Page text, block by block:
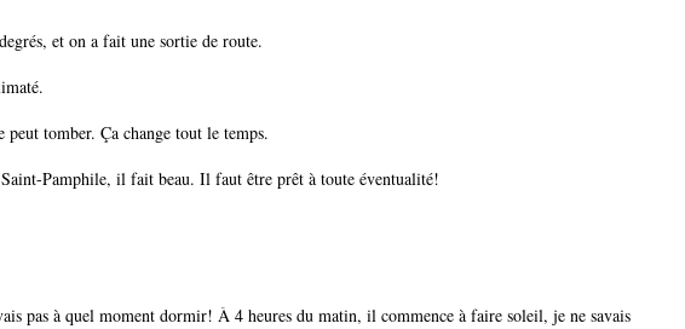
et on a fait une sortie de route.
tomber. Ça change tout le temps.
Pamphile, il fait beau. Il faut être prêt à toute éventualité!
pas à quel moment dormir! À 4 heures du matin, il commence à faire soleil, je ne savais